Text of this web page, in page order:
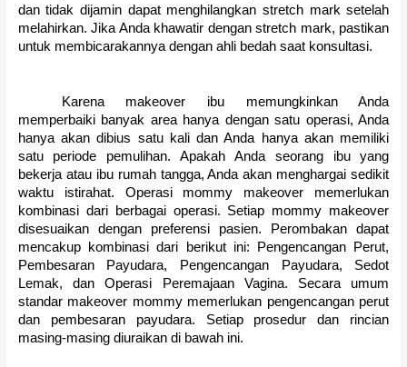
dan tidak dijamin dapat menghilangkan stretch mark setelah
melahirkan.Jika Anda khawatir dengan stretch mark, pastikan
untuk membicarakannya dengan ahli bedah saat konsultasi.
Karena makeover ibu memungkinkan Anda
memperbaiki banyak area hanya dengan satu operasi, Anda
hanya akan dibius satu kali dan Anda hanya akan memiliki
satu periode pemulihan.Apakah Anda seorang ibu yang
bekerja atau ibu rumah tangga, Anda akan menghargai sedikit
waktu istirahat. Operasi mommy makeover memerlukan
kombinasi dari berbagai operasi. Setiap mommy makeover
disesuaikan dengan preferensi pasien.
Perombakan dapat
mencakup kombinasi dari berikut ini: Pengencangan Perut,
Pembesaran Payudara, Pengencangan Payudara, Sedot
Lemak, dan Operasi Peremajaan Vagina. Secara umum
standar makeover mommy memerlukan pengencangan perut
dan pembesaran payudara. Setiap prosedur dan rincian
masing-masing diuraikan di bawah ini.